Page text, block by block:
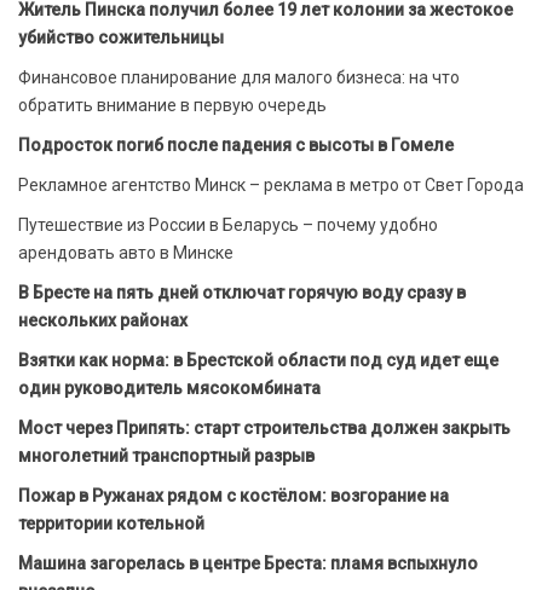
Житель Пинска получил более 19 лет колонии за жестокое
убийство сожительницы
Финансовое планирование для малого бизнеса: на что
обратить внимание в первую очередь
Подросток погиб после падения с высоты в Гомеле
Рекламное агентство Минск – реклама в метро от Свет Города
Путешествие из России в Беларусь – почему удобно
арендовать авто в Минске
В Бресте на пять дней отключат горячую воду сразу в
нескольких районах
Взятки как норма: в Брестской области под суд идет еще
один руководитель мясокомбината
Мост через Припять: старт строительства должен закрыть
многолетний транспортный разрыв
Пожар в Ружанах рядом с костёлом: возгорание на
территории котельной
Машина загорелась в центре Бреста: пламя вспыхнуло